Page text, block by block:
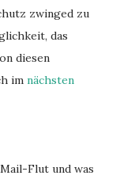
zwinged zu
das
diesen
im nächsten
Flut und was